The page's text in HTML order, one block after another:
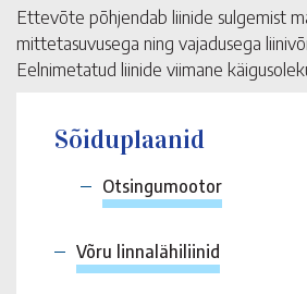
Ettevõte põhjendab liinide sulgemist
mittetasuvusega ning vajadusega
Eelnimetatud liinide viimane
Sõiduplaanid
Otsingumootor
Võru linnalähiliinid